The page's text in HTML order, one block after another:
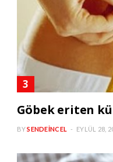
Göbek eriten
BYSENDEINCEL EYLÜL 28,